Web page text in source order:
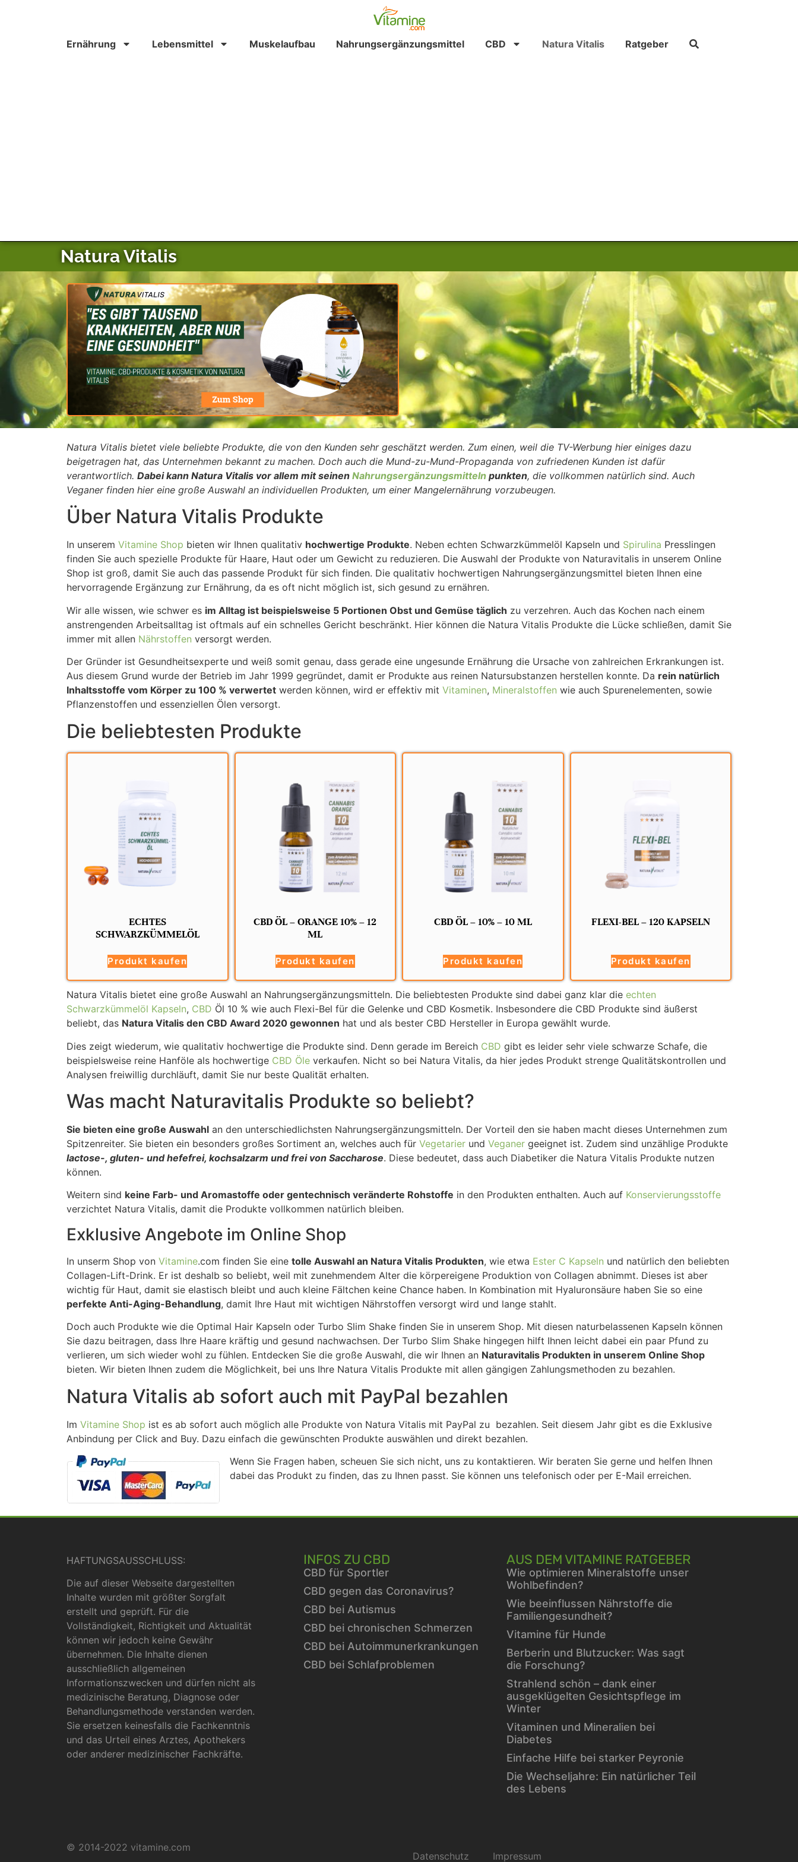
Ernährung Lebensmittel Muskelaufbau Nahrungsergänzungsmittel CBD Natura Vitalis Ratgeber
Natura Vitalis
Natura Vitalis bietet viele beliebte Produkte, die von den Kunden sehr geschätzt werden. Zum einen, weil die TV-Werbung hier einiges dazu
beigetragen hat, das Unternehmen bekannt zu machen. Doch auch die Mund-zu-Mund-Propaganda von zufriedenen Kunden ist dafür
verantwortlich. Dabei kann Natura Vitalis vor allem mit seinen Nahrungsergänzungsmitteln punkten, die vollkommen natürlich sind. Auch
Veganer finden hier eine große Auswahl an individuellen Produkten, um einer Mangelernährung vorzubeugen.
Über Natura Vitalis Produkte
In unserem Vitamine Shop bieten wir Ihnen qualitativ hochwertige Produkte. Neben echten Schwarzkümmelöl Kapseln und Spirulina Presslingen
finden Sie auch spezielle Produkte für Haare, Haut oder um Gewicht zu reduzieren. Die Auswahl der Produkte von Naturavitalis in unserem Online
Shop ist groß, damit Sie auch das passende Produkt für sich finden. Die qualitativ hochwertigen Nahrungsergänzungsmittel bieten Ihnen eine
hervorragende Ergänzung zur Ernährung, da es oft nicht möglich ist, sich gesund zu ernähren.
Wir alle wissen, wie schwer es im Alltag ist beispielsweise 5 Portionen Obst und Gemüse täglich zu verzehren. Auch das Kochen nach einem
anstrengenden Arbeitsalltag ist oftmals auf ein schnelles Gericht beschränkt. Hier können die Natura Vitalis Produkte die Lücke schließen, damit Sie
immer mit allen Nährstoffen versorgt werden.
Der Gründer ist Gesundheitsexperte und weiß somit genau, dass gerade eine ungesunde Ernährung die Ursache von zahlreichen Erkrankungen ist.
Aus diesem Grund wurde der Betrieb im Jahr 1999 gegründet, damit er Produkte aus reinen Natursubstanzen herstellen konnte. Da rein natürlich
Inhaltsstoffe vom Körper zu 100 % verwertet werden können, wird er effektiv mit Vitaminen, Mineralstoffen wie auch Spurenelementen, sowie
Pflanzenstoffen und essenziellen Ölen versorgt.
Die beliebtesten Produkte
ECHTES
SCHWARZKÜMMELÖL
Produkt kaufen
CBD ÖL – ORANGE 10% – 12
ML
Produkt kaufen
CBD ÖL – 10% – 10 ML
Produkt kaufen
FLEXI-BEL – 120 KAPSELN
Produkt kaufen
Natura Vitalis bietet eine große Auswahl an Nahrungsergänzungsmitteln. Die beliebtesten Produkte sind dabei ganz klar die echten
Schwarzkümmelöl Kapseln, CBD Öl 10 % wie auch Flexi-Bel für die Gelenke und CBD Kosmetik. Insbesondere die CBD Produkte sind äußerst
beliebt, das Natura Vitalis den CBD Award 2020 gewonnen hat und als bester CBD Hersteller in Europa gewählt wurde.
Dies zeigt wiederum, wie qualitativ hochwertige die Produkte sind. Denn gerade im Bereich CBD gibt es leider sehr viele schwarze Schafe, die
beispielsweise reine Hanföle als hochwertige CBD Öle verkaufen. Nicht so bei Natura Vitalis, da hier jedes Produkt strenge Qualitätskontrollen und
Analysen freiwillig durchläuft, damit Sie nur beste Qualität erhalten.
Was macht Naturavitalis Produkte so beliebt?
Sie bieten eine große Auswahl an den unterschiedlichsten Nahrungsergänzungsmitteln. Der Vorteil den sie haben macht dieses Unternehmen zum
Spitzenreiter. Sie bieten ein besonders großes Sortiment an, welches auch für Vegetarier und Veganer geeignet ist. Zudem sind unzählige Produkte
lactose-, gluten- und hefefrei, kochsalzarm und frei von Saccharose. Diese bedeutet, dass auch Diabetiker die Natura Vitalis Produkte nutzen
können.
Weitern sind keine Farb- und Aromastoffe oder gentechnisch veränderte Rohstoffe in den Produkten enthalten. Auch auf Konservierungsstoffe
verzichtet Natura Vitalis, damit die Produkte vollkommen natürlich bleiben.
Exklusive Angebote im Online Shop
In unserm Shop von Vitamine.com finden Sie eine tolle Auswahl an Natura Vitalis Produkten, wie etwa Ester C Kapseln und natürlich den beliebten
Collagen-Lift-Drink. Er ist deshalb so beliebt, weil mit zunehmendem Alter die körpereigene Produktion von Collagen abnimmt. Dieses ist aber
wichtig für Haut, damit sie elastisch bleibt und auch kleine Fältchen keine Chance haben. In Kombination mit Hyaluronsäure haben Sie so eine
perfekte Anti-Aging-Behandlung, damit Ihre Haut mit wichtigen Nährstoffen versorgt wird und lange stahlt.
Doch auch Produkte wie die Optimal Hair Kapseln oder Turbo Slim Shake finden Sie in unserem Shop. Mit diesen naturbelassenen Kapseln können
Sie dazu beitragen, dass Ihre Haare kräftig und gesund nachwachsen. Der Turbo Slim Shake hingegen hilft Ihnen leicht dabei ein paar Pfund zu
verlieren, um sich wieder wohl zu fühlen. Entdecken Sie die große Auswahl, die wir Ihnen an Naturavitalis Produkten in unserem Online Shop
bieten. Wir bieten Ihnen zudem die Möglichkeit, bei uns Ihre Natura Vitalis Produkte mit allen gängigen Zahlungsmethoden zu bezahlen.
Natura Vitalis ab sofort auch mit PayPal bezahlen
Im Vitamine Shop ist es ab sofort auch möglich alle Produkte von Natura Vitalis mit PayPal zu bezahlen. Seit diesem Jahr gibt es die Exklusive
Anbindung per Click and Buy. Dazu einfach die gewünschten Produkte auswählen und direkt bezahlen.
Wenn Sie Fragen haben, scheuen Sie sich nicht, uns zu kontaktieren. Wir beraten Sie gerne und helfen Ihnen
dabei das Produkt zu finden, das zu Ihnen passt. Sie können uns telefonisch oder per E-Mail erreichen.
HAFTUNGSAUSSCHLUSS:
Die auf dieser Webseite dargestellten
Inhalte wurden mit größter Sorgfalt
erstellt und geprüft. Für die
Vollständigkeit, Richtigkeit und Aktualität
können wir jedoch keine Gewähr
übernehmen. Die Inhalte dienen
ausschließlich allgemeinen
Informationszwecken und dürfen nicht als
medizinische Beratung, Diagnose oder
Behandlungsmethode verstanden werden.
Sie ersetzen keinesfalls die Fachkenntnis
und das Urteil eines Arztes, Apothekers
oder anderer medizinischer Fachkräfte.
INFOS ZU CBD
CBD für Sportler
CBD gegen das Coronavirus?
CBD bei Autismus
CBD bei chronischen Schmerzen
CBD bei Autoimmunerkrankungen
CBD bei Schlafproblemen
AUS DEM VITAMINE RATGEBER
Wie optimieren Mineralstoffe unser
Wohlbefinden?
Wie beeinflussen Nährstoffe die
Familiengesundheit?
Vitamine für Hunde
Berberin und Blutzucker: Was sagt
die Forschung?
Strahlend schön – dank einer
ausgeklügelten Gesichtspflege im
Winter
Vitaminen und Mineralien bei
Diabetes
Einfache Hilfe bei starker Peyronie
Die Wechseljahre: Ein natürlicher Teil
des Lebens
© 2014-2022 vitamine.com
Datenschutz Impressum